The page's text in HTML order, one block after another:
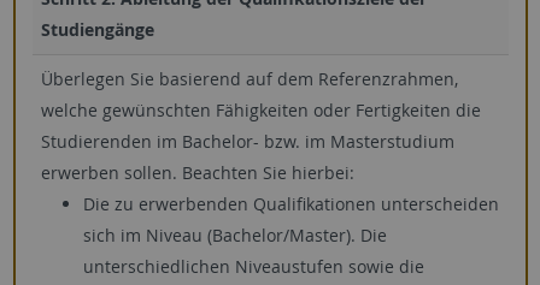
Studiengänge
Überlegen Sie basierend auf dem Referenzrahmen,
welche gewünschten Fähigkeiten oder Fertigkeiten die
Studierenden im Bachelor- bzw. im Masterstudium
erwerben sollen. Beachten Sie hierbei:
Die zu erwerbenden Qualifikationen unterscheiden
sich im Niveau (Bachelor/Master). Die
unterschiedlichen Niveaustufen sowie die